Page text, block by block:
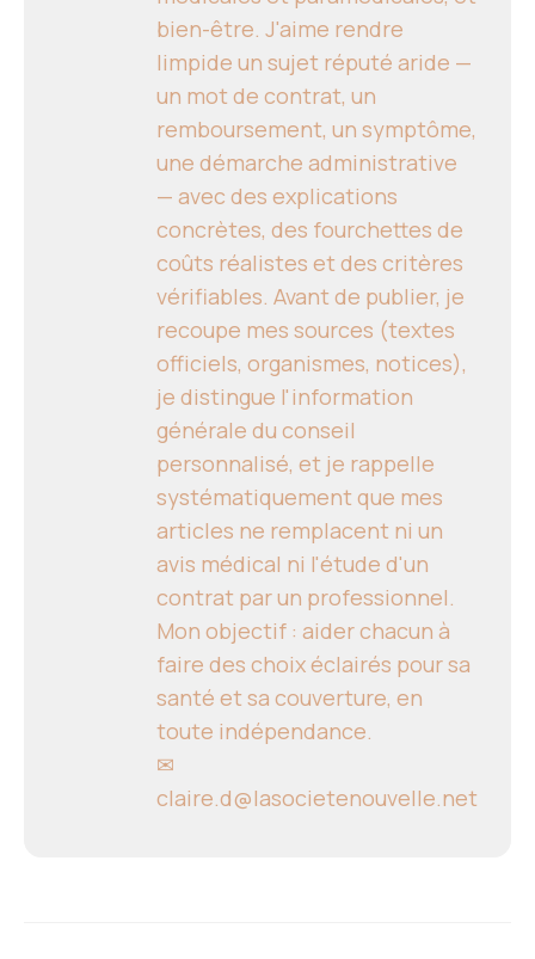
bien-être. J'aime rendre
limpide un sujet réputé aride —
un mot de contrat, un
remboursement, un symptôme,
une démarche administrative
— avec des explications
concrètes, des fourchettes de
coûts réalistes et des critères
vérifiables. Avant de publier, je
recoupe mes sources (textes
officiels, organismes, notices),
je distingue l'information
générale du conseil
personnalisé, et je rappelle
systématiquement que mes
articles ne remplacent ni un
avis médical ni l'étude d'un
contrat par un professionnel.
Mon objectif : aider chacun à
faire des choix éclairés pour sa
santé et sa couverture, en
toute indépendance.
✉
claire.d@lasocietenouvelle.net